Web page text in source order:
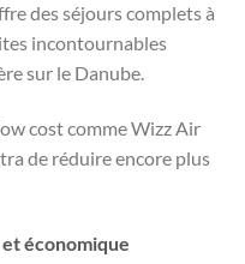
des séjours complets à
incontournables
sur le Danube.
cost comme Wizz Air
de réduire encore plus
économique